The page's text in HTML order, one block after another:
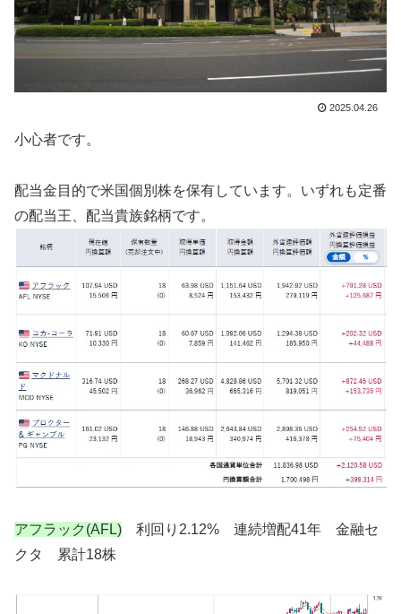
2025.04.26
小心者です。
配当金目的で米国個別株を保有しています。いずれも定番
の配当王、配当貴族銘柄です。
アフラック(AFL) 利回り2.12% 連続増配41年 金融セ
クタ 累計18株